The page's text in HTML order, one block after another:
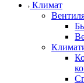
Климат